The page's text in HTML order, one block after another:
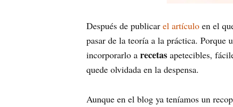
Después de publicar el artículo en el
pasar de la teoría a la práctica. Porque
incorporarlo a recetas apetecibles,
quede olvidada en la despensa.
Aunque en el blog ya teníamos un